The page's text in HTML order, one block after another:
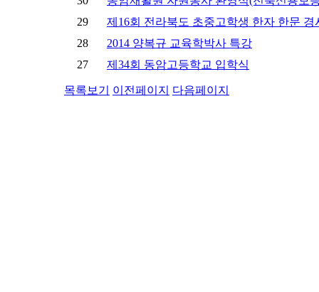
29
제16회 전라북도 초중고학생 한자 한문 경
28
2014 양복규 교육학박사 특강
27
제34회 동암고등학교 입학식
목록보기 이전페이지 다음페이지